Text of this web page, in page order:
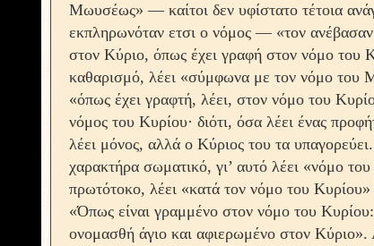
Μωυσέως» — καίτοι δεν υφίστατο τέτοια
εκπληρωνόταν ετσι ο νόμος — «τον
στον Κύριο, όπως έχει γραφή στον νόμο του
καθαρισμό, λέει «σύμφωνα με τον νόμο του
«όπως έχει γραφτή, λέει, στον νόμο του
νόμος του Κυρίου· διότι, όσα λέει ένας
λέει μόνος, αλλά ο Κύριος του τα
χαρακτήρα σωματικό, γι’ αυτό λέει «νόμο
πρωτότοκο, λέει «κατά τον νόμο του Κυρίου»
«Όπως είναι γραμμένο στον νόμο του
ονομασθή άγιο και αφιερωμένο στον Κύριο».